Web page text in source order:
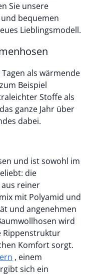
Sie unsere
bequemen
Lieblingsmodell.
als wärmende
Beispiel
Stoffe als
ganze Jahr über
dabei.
und ist sowohl im
die
reiner
mit Polyamid und
und angenehmen
wird
Rippenstruktur
Komfort sorgt.
, einem